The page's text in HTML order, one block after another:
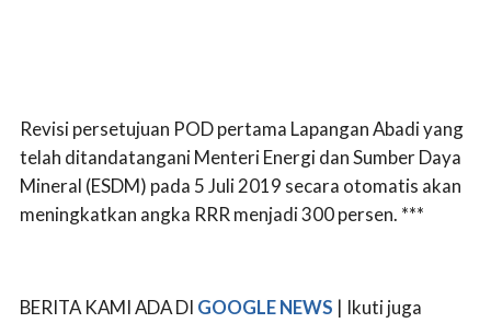
Revisi persetujuan POD pertama Lapangan Abadi yang
telah ditandatangani Menteri Energi dan Sumber Daya
Mineral (ESDM) pada 5 Juli 2019 secara otomatis akan
meningkatkan angka RRR menjadi 300 persen. ***
BERITA KAMI ADA DI GOOGLE NEWS | Ikuti juga